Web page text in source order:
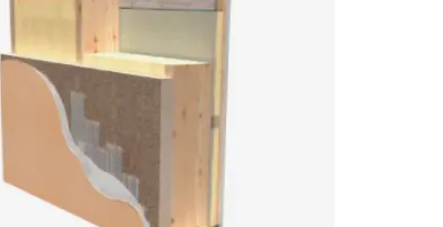
Prefabrik Okul Binaları
Bağ Evi Prefabrik Bungalov